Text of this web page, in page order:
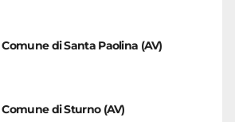
di Santa Paolina (AV)
di Sturno (AV)